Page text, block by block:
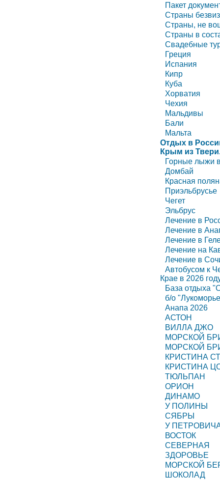
Пакет
Страны
Страны, не
Страны в
Свадебные
Греция
Испания
Кипр
Куба
Хорватия
Чехия
Мальдивы
Бали
Мальта
Отдых в
Крым из
Горные лыжи
Домбай
Красная
Приэльбрусье
Чегет
Эльбрус
Лечение в
Лечение в
Лечение в
Лечение на
Лечение в
Автобусом к
Крае в 2026
База отдыха
б/о
Анапа 2026
АСТОН
ВИЛЛА ДЖО
МОРСКОЙ
МОРСКОЙ
КРИСТИНА
КРИСТИНА
ТЮЛЬПАН
ОРИОН
ДИНАМО
У ПОЛИНЫ
СЯБРЫ
У
ВОСТОК
СЕВЕРНАЯ
ЗДОРОВЬЕ
МОРСКОЙ
ШОКОЛАД